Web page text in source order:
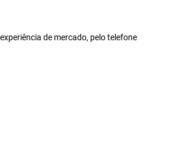
de mercado, pelo telefone